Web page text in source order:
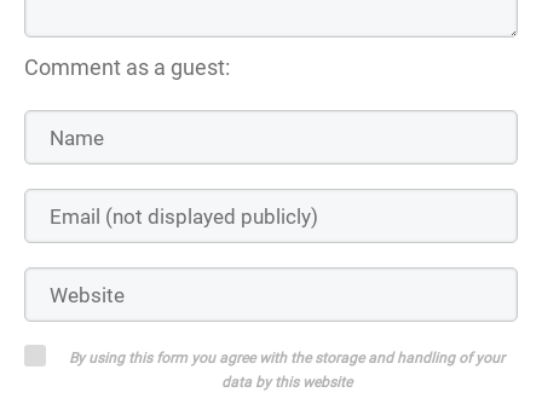
Comment as a guest:
By using this form you agree with the storage and handling of your
data by this website